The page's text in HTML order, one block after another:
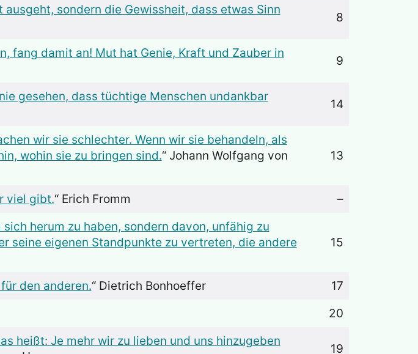
sondern die Gewissheit, dass etwas Sinn
8
fang damit an! Mut hat Genie, Kraft und Zauber in
9
gesehen, dass tüchtige Menschen undankbar
14
wir sie schlechter. Wenn wir sie behandeln, als
wohin sie zu bringen sind.“ Johann Wolfgang von
13
viel gibt.“ Erich Fromm –
herum zu haben, sondern davon, unfähig zu
seine eigenen Standpunkte zu vertreten, die andere
15
den anderen.“ Dietrich Bonhoeffer
17
20
heißt: Je mehr wir zu lieben und uns hinzugeben
19